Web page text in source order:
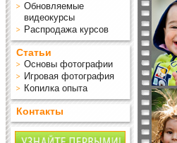
Обновляемые
видеокурсы
Распродажа курсов
Статьи
Основы фотографии
Игровая фотография
Копилка опыта
Контакты